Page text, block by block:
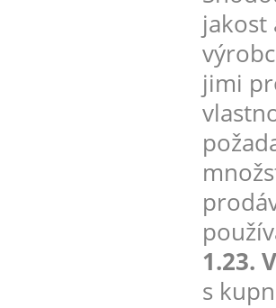
jakost
jimi
1.23.
s